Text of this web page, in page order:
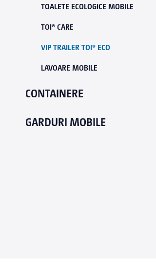
TOALETE ECOLOGICE MOBILE
TOI® CARE
VIP TRAILER TOI® ECO
LAVOARE MOBILE
CONTAINERE
GARDURI MOBILE